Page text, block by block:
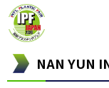
NAN YUN